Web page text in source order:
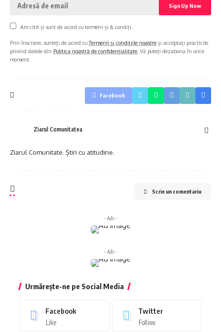
Am citit și sunt de acord cu termeni și & condiți.
Prin înscriere, sunteți de acord cuTermenii și condițiile noastre și acceptați practicile
privind datele din Politica noastră de confidențialitate . Vă puteți dezabona în orice
moment.
Facebook
Ziarul Comunitatea
Ziarul Comunitate. Știri cu atitudine.
Scrie un comentariu
- Ads -
- Ads -
Urmărește-ne pe Social Media
Facebook
Like
Twitter
Follow